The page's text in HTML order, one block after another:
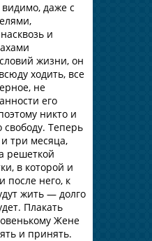
даже с
и
жизни, он
ходить, все
не
его
никто и
свободу. Теперь
три месяца,
решеткой
в которой и
после него, к
жить — долго
Плакать
Жене
и принять.